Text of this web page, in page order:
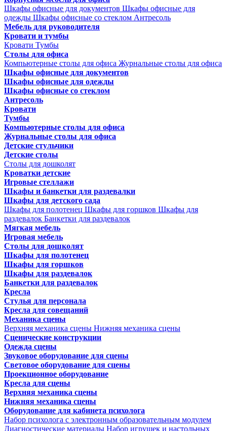
Шкафы офисные для документов Шкафы офисные для
одежды Шкафы офисные со стеклом Антресоль
Мебель для руководителя
Кровати и тумбы
Кровати Тумбы
Столы для офиса
Компьютерные столы для офиса Журнальные столы для офиса
Шкафы офисные для документов
Шкафы офисные для одежды
Шкафы офисные со стеклом
Антресоль
Кровати
Тумбы
Компьютерные столы для офиса
Журнальные столы для офиса
Детские стульчики
Детские столы
Столы для дошколят
Кроватки детские
Игровые стеллажи
Шкафы и банкетки для раздевалки
Шкафы для детского сада
Шкафы для полотенец Шкафы для горшков Шкафы для
раздевалок Банкетки для раздевалок
Мягкая мебель
Игровая мебель
Столы для дошколят
Шкафы для полотенец
Шкафы для горшков
Шкафы для раздевалок
Банкетки для раздевалок
Кресла
Стулья для персонала
Кресла для совещаний
Механика сцены
Верхняя механика сцены Нижняя механика сцены
Сценические конструкции
Одежда сцены
Звуковое оборудование для сцены
Световое оборудование для сцены
Проекционное оборудование
Кресла для сцены
Верхняя механика сцены
Нижняя механика сцены
Оборудование для кабинета психолога
Набор психолога с электронным образовательным модулем
Диагностические материалы Набор игрушек и настольных